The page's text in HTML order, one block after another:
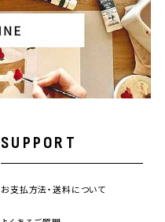
SUPPORT
お支払方法・送料について